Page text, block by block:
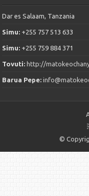
Dar es Salaam, Tanzania
Simu: +255 757 513 633
Simu: +255 759 884 371
Tovuti: http://
Barua Pepe:
©